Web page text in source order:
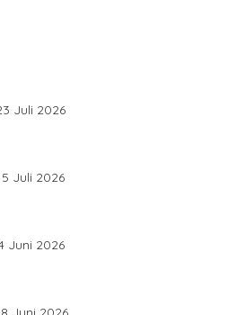
Juli 2026
Juli 2026
Juni 2026